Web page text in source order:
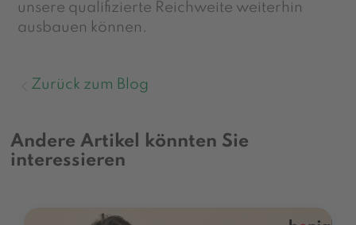
unsere qualifizierte Reichweite weiterhin
ausbauen können.
Zurück zum Blog
Andere Artikel könnten Sie
interessieren